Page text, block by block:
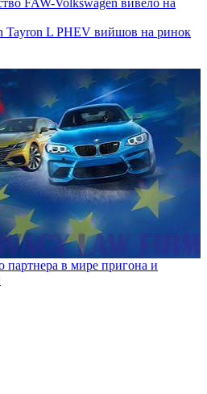
Tayron L PHEV вийшов на ринок
партнера в мире пригона и